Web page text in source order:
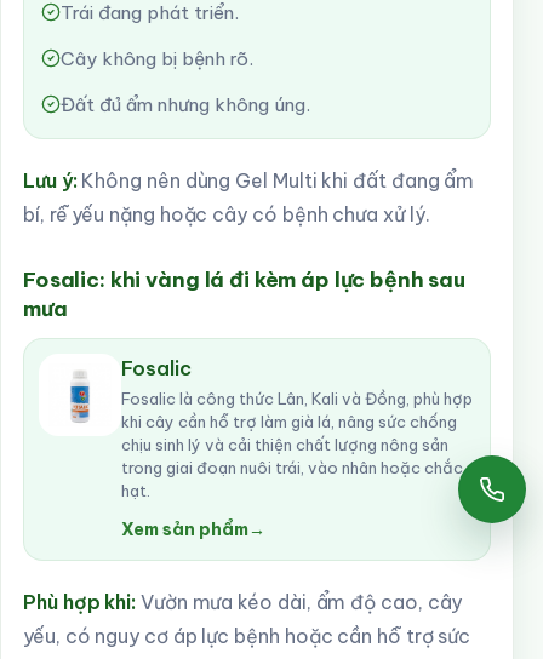
Trái đang phát triển.
Cây không bị bệnh rõ.
Đất đủ ẩm nhưng không úng.
Lưu ý:Không nên dùng Gel Multi khi đất đang ẩm
bí, rễ yếu nặng hoặc cây có bệnh chưa xử lý.
Fosalic: khi vàng lá đi kèm áp lực bệnh sau
mưa
Fosalic
Fosalic là công thức Lân, Kali và Đồng, phù hợp
khi cây cần hỗ trợ làm già lá, nâng sức chống
chịu sinh lý và cải thiện chất lượng nông sản
trong giai đoạn nuôi trái, vào nhân hoặc chắc
hạt.
Xem sản phẩm→
Phù hợp khi: Vườn mưa kéo dài, ẩm độ cao, cây
yếu, có nguy cơ áp lực bệnh hoặc cần hỗ trợ sức
Gọi